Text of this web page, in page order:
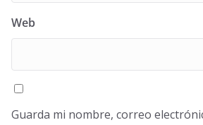
Web
Guarda mi nombre, correo